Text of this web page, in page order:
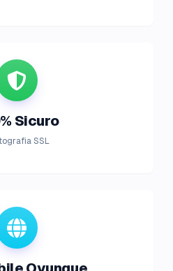
Sicuro
SSL